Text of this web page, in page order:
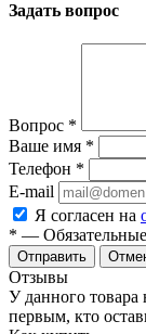
Задать вопрос
Вопрос *
Ваше имя *
Телефон *
E-mail
Я согласен на
* —
Отзывы
У данного товара
первым, кто